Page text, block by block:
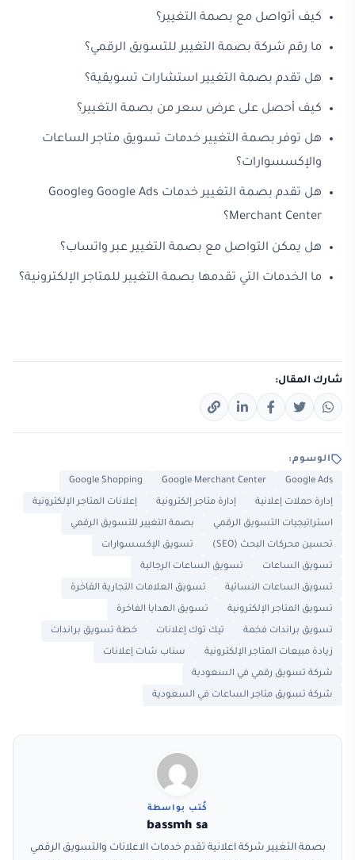
كيف أتواصل مع بصمة التغيير؟
ما رقم شركة بصمة التغيير للتسويق الرقمي؟
هل تقدم بصمة التغيير استشارات تسويقية؟
كيف أحصل على عرض سعر من بصمة التغيير؟
هل توفر بصمة التغيير خدمات تسويق متاجر الساعات
والإكسسوارات؟
هل تقدم بصمة التغيير خدمات Google Ads وGoogle
Merchant Center؟
هل يمكن التواصل مع بصمة التغيير عبر واتساب؟
ما الخدمات التي تقدمها بصمة التغيير للمتاجر الإلكترونية؟
شارك المقال:
الوسوم:
Google Ads
Google Merchant Center
Google Shopping
إدارة حملات إعلانية إدارة متاجر إلكترونية إعلانات المتاجر الإلكترونية
استراتيجيات التسويق الرقمي بصمة التغيير للتسويق الرقمي
تحسين محركات البحث (SEO) تسويق الإكسسوارات
تسويق الساعات تسويق الساعات الرجالية
تسويق الساعات النسائية تسويق العلامات التجارية الفاخرة
تسويق المتاجر الإلكترونية تسويق الهدايا الفاخرة
تسويق براندات فخمة تيك توك إعلانات خطة تسويق براندات
زيادة مبيعات المتاجر الإلكترونية سناب شات إعلانات
شركة تسويق رقمي في السعودية
شركة تسويق متاجر الساعات في السعودية
كُتب بواسطة
bassmh sa
بصمة التغيير شركة اعلانية تقدم خدمات الاعلانات والتسويق الرقمي